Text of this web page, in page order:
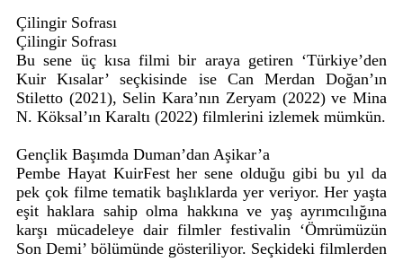
Çilingir Sofrası
Çilingir Sofrası
Bu sene üç kısa filmi bir araya getiren ‘Türkiye’den
Kuir Kısalar’ seçkisinde ise Can Merdan Doğan’ın
Stiletto (2021), Selin Kara’nın Zeryam (2022) ve Mina
N. Köksal’ın Karaltı (2022) filmlerini izlemek mümkün.
Gençlik Başımda Duman’dan Aşikar’a
Pembe Hayat KuirFest her sene olduğu gibi bu yıl da
pek çok filme tematik başlıklarda yer veriyor. Her yaşta
eşit haklara sahip olma hakkına ve yaş ayrımcılığına
karşı mücadeleye dair filmler festivalin ‘Ömrümüzün
Son Demi’ bölümünde gösteriliyor. Seçkideki filmlerden